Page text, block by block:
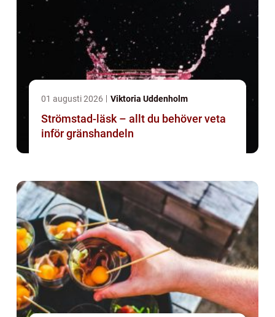
01 augusti 2026 Viktoria Uddenholm
Strömstad-läsk – allt du behöver veta
inför gränshandeln